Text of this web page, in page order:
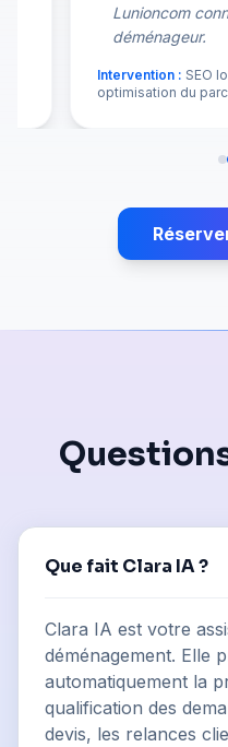
Lunioncom
déménageur.
Intervention : SEO
optimisation du
Que fait Clara IA ?
Clara IA est votre
déménagement. Elle
automatiquement la
qualification des
devis, les relances